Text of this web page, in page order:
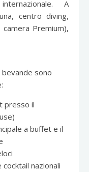
A
centro diving,
Premium),
sono
presso il
a buffet e il
nazionali